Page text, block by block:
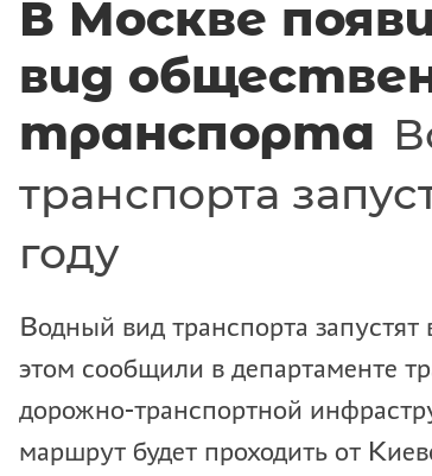
В Москве
вид
транспорта
транспорта
году
Водный вид транспорта
этом сообщили в департаменте
дорожно-транспортной
маршрут будет проходить от